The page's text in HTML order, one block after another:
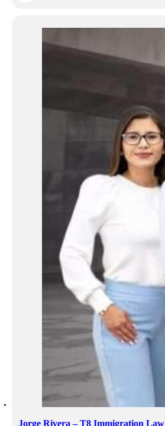
Jorge Rivera – T8 Immigration Law